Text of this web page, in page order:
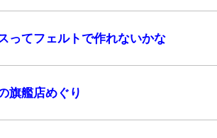
ってフェルトで作れないかな
旗艦店めぐり